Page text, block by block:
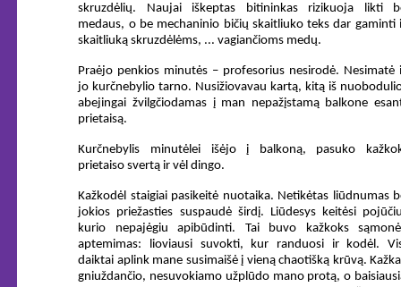
skruzdėlių. Naujai iškeptas bitininkas rizikuoja likti
medaus, o be mechaninio bičių skaitliuko teks dar gaminti
skaitliuką skruzdėlėms, ... vagiančioms medų.
Praėjo penkios minutės – profesorius nesirodė. Nesimatė
jo kurčnebylio tarno. Nusižiovavau kartą, kitą iš
abejingai žvilgčiodamas į man nepažįstamą balkone
prietaisą.
Kurčnebylis minutėlei išėjo į balkoną, pasuko
prietaiso svertą ir vėl dingo.
Kažkodėl staigiai pasikeitė nuotaika. Netikėtas liūdnumas
jokios priežasties suspaudė širdį. Liūdesys keitėsi
kurio nepajėgiu apibūdinti. Tai buvo kažkoks
aptemimas: lioviausi suvokti, kur randuosi ir kodėl.
daiktai aplink mane susimaišė į vieną chaotišką krūvą.
gniuždančio, nesuvokiamo užplūdo mano protą, o